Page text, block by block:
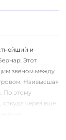
и
Этот
звеном между
Наивысшая
По этому
через еще
центра -